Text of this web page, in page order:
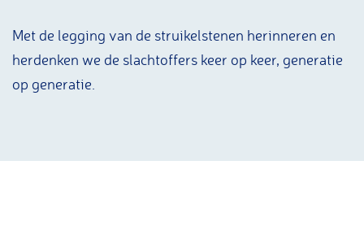
Met de legging van de struikelstenen herinneren en
herdenken we de slachtoffers keer op keer, generatie
op generatie.